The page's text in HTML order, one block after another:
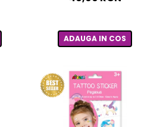
ADAUGA IN COS